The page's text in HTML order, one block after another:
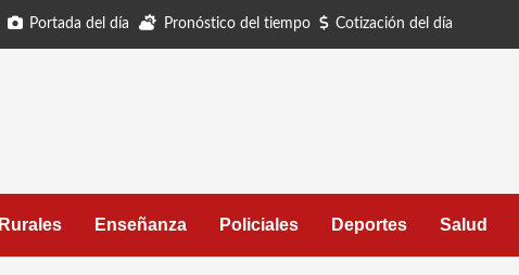
Portada del día Pronóstico del tiempo Cotización del día
Rurales Enseñanza Policiales Deportes Salud